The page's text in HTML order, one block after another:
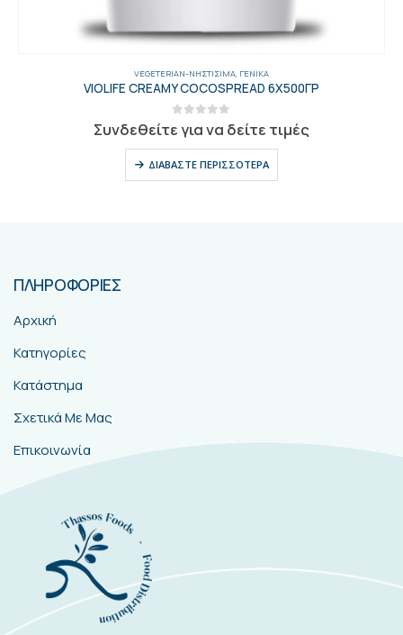
VEGETERIAN-ΝΗΣΤΊΣΙΜΑ, ΓΕΝΙΚΑ
VIOLIFE CREAMY COCOSPREAD 6X500ΓΡ
out of 5
Συνδεθείτε για να δείτε τιμές
ΔΙΑΒΆΣΤΕ ΠΕΡΙΣΣΌΤΕΡΑ
ΠΛΗΡΟΦΟΡΙΕΣ
Αρχική
Κατηγορίες
Κατάστημα
Σχετικά Με Μας
Επικοινωνία